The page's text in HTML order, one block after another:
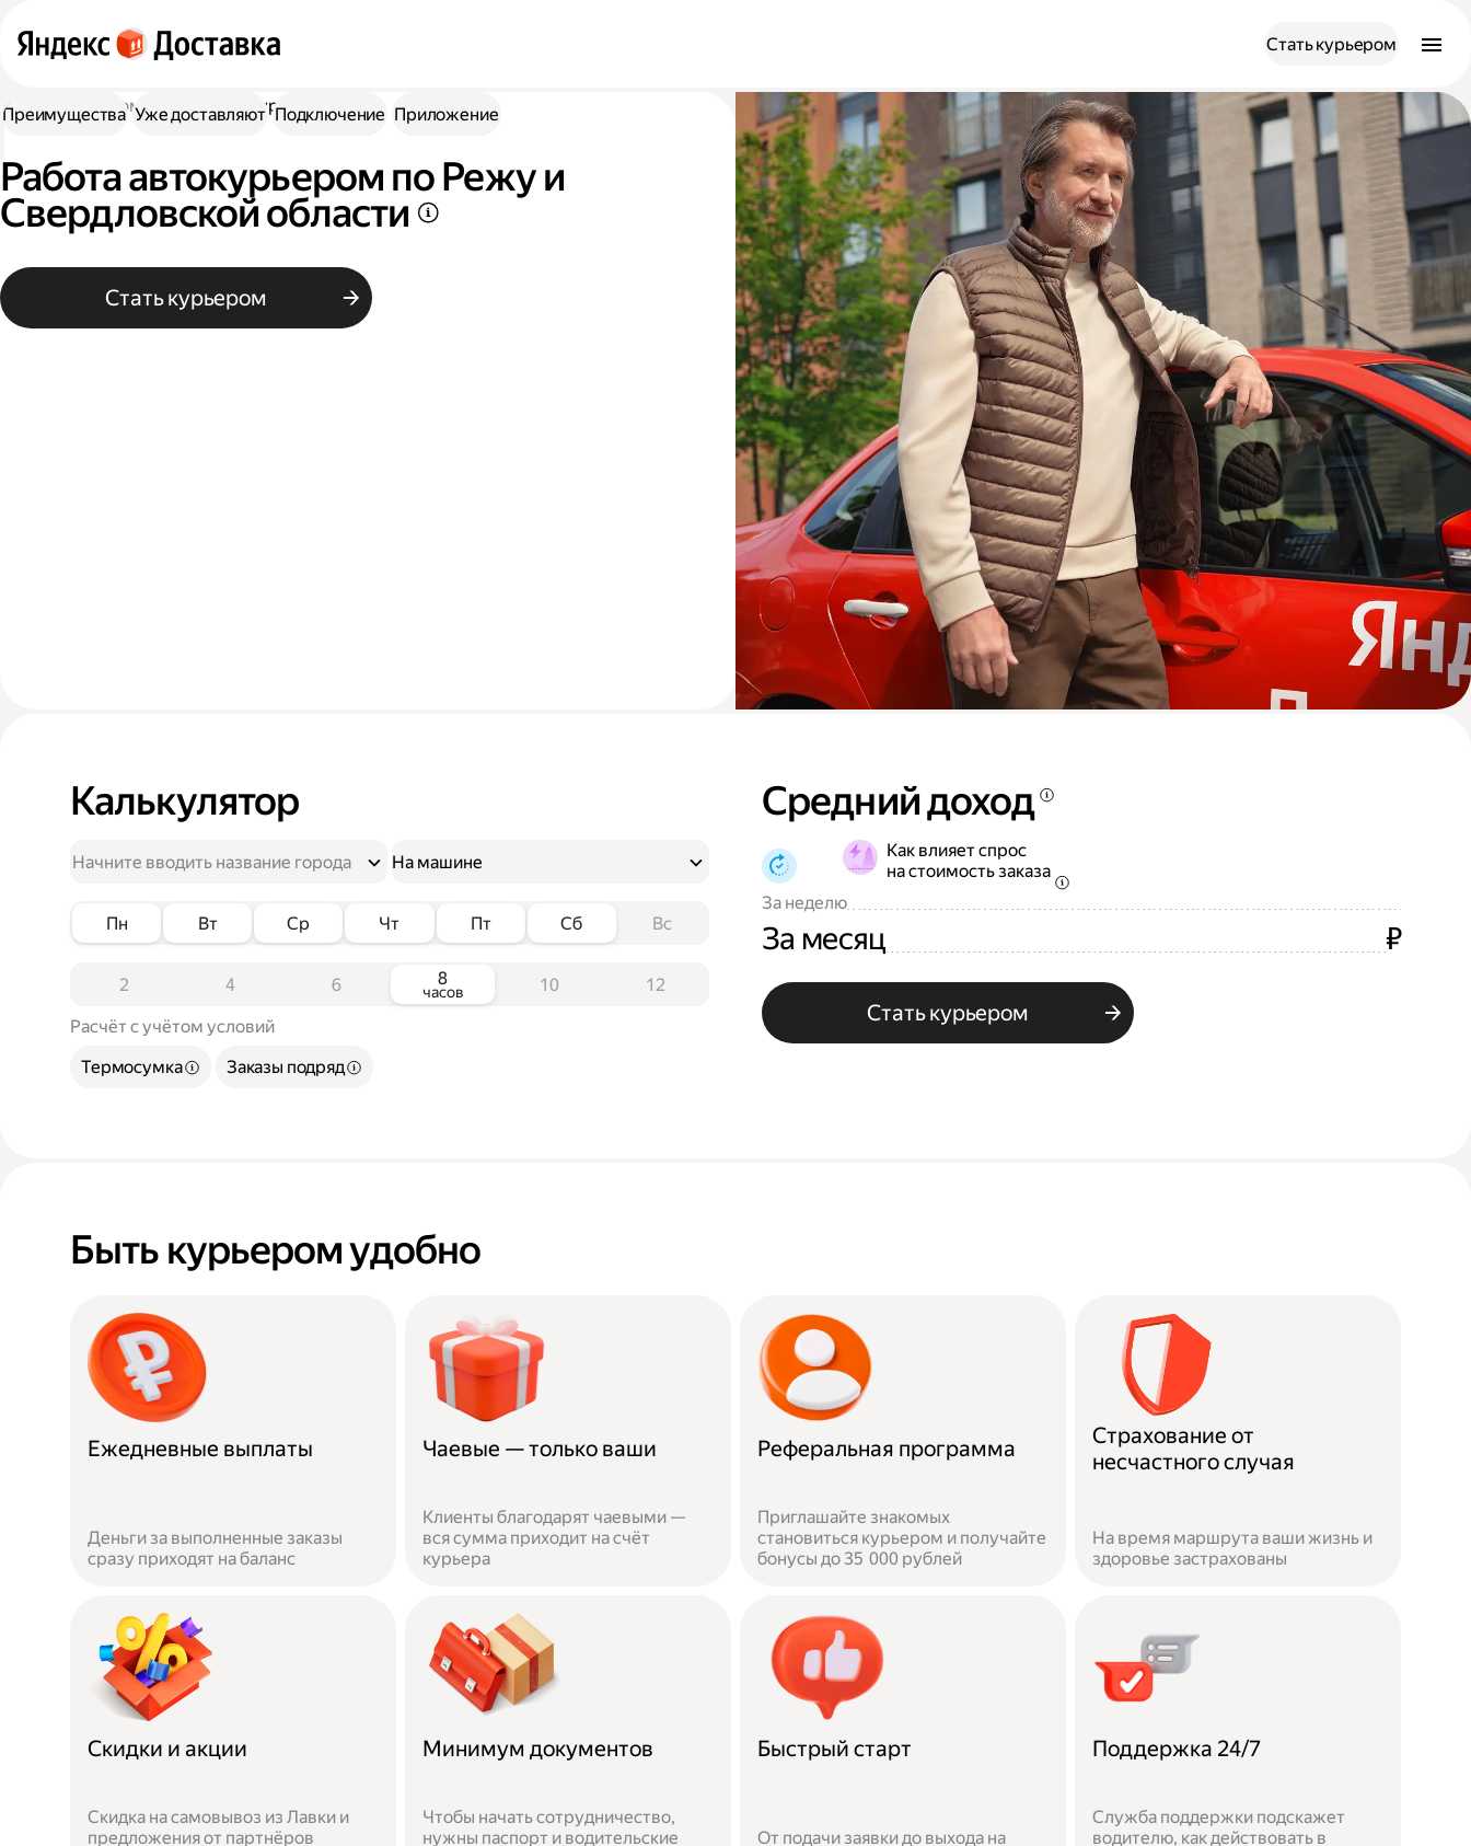
Стать курьером
Работа курьером Водитель курьер
Работа автокурьером по Режу и
Свердловской области
Стать курьером
Преимущества Уже доставляют Подключение Приложение
Калькулятор
На машине
Пн Вт Ср Чт Пт Сб Вс
2 4 6 8
часов 10 12
Расчёт с учётом условий
Термосумка
Заказы подряд
Средний доход
Как влияет спрос
на стоимость заказа
За неделю
За месяц ₽
Стать курьером
Быть курьером удобно
Ежедневные выплаты
Деньги за выполненные заказы
сразу приходят на баланс
Чаевые — только ваши
Клиенты благодарят чаевыми —
вся сумма приходит на счёт
курьера
Реферальная программа
Приглашайте знакомых
становиться курьером и получайте
бонусы до 35 000 рублей
Страхование от
несчастного случая
На время маршрута ваши жизнь и
здоровье застрахованы
Скидки и акции
Скидка на самовывоз из Лавки и
предложения от партнёров
Минимум документов
Чтобы начать сотрудничество,
нужны паспорт и водительские
Быстрый старт
От подачи заявки до выхода на
Поддержка 24/7
Служба поддержки подскажет
водителю, как действовать в